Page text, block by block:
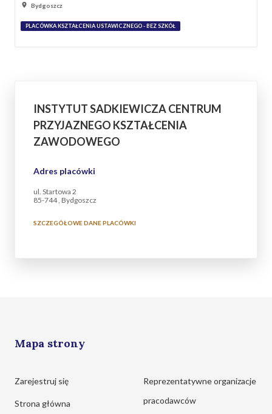
Bydgoszcz
PLACÓWKA KSZTAŁCENIA USTAWICZNEGO - BEZ SZKÓŁ
INSTYTUT SADKIEWICZA CENTRUM
PRZYJAZNEGO KSZTAŁCENIA
ZAWODOWEGO
Adres placówki
ul. Startowa 2
85-744 , Bydgoszcz
SZCZEGÓŁOWE DANE PLACÓWKI
Mapa strony
Zarejestruj się
Strona główna
Reprezentatywne organizacje
pracodawców